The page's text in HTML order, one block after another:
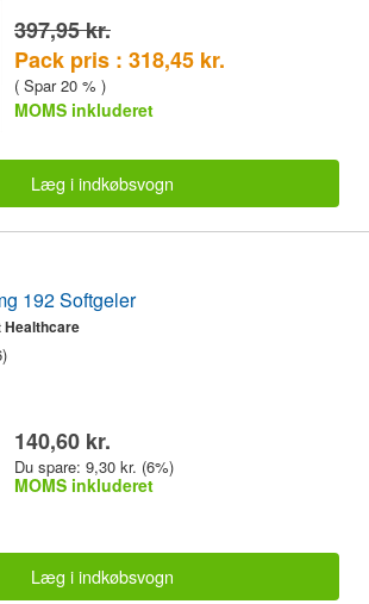
397,95 kr.
Pack pris : 318,45 kr.
( Spar 20 % )
MOMS inkluderet
Læg i indkøbsvogn
192 Softgeler
Healthcare
140,60 kr.
Du spare: 9,30 kr. (6%)
MOMS inkluderet
Læg i indkøbsvogn